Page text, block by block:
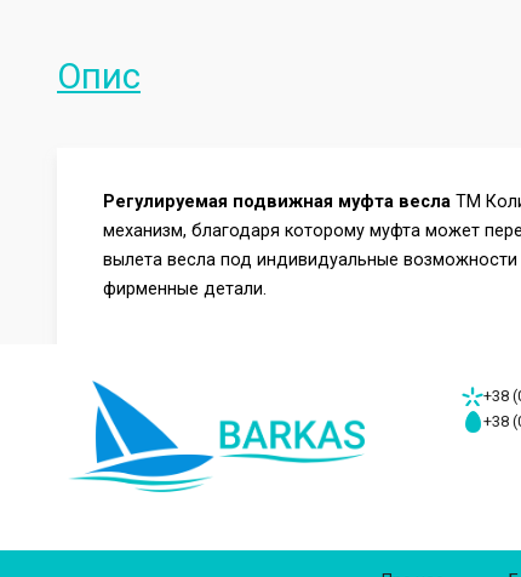
Опис
Регулируемая подвижная муфта весла ТМ
механизм, благодаря которому муфта может
вылета весла под индивидуальные возможности
фирменные детали.
+38
+38